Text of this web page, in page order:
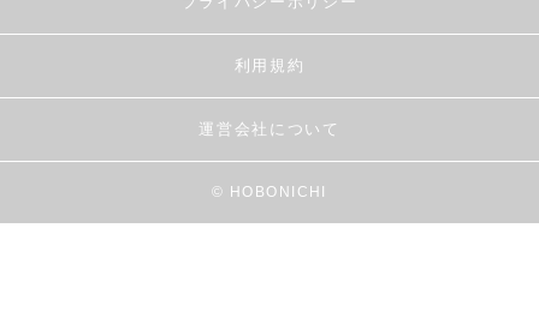
利用規約
運営会社について
© HOBONICHI